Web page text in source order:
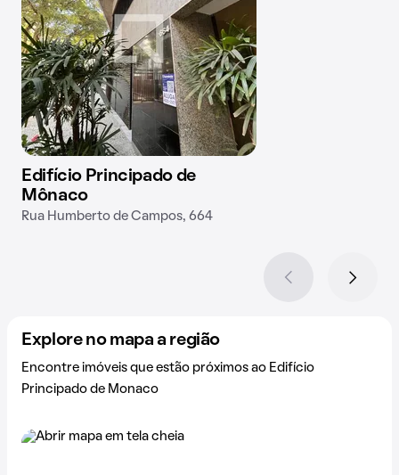
Edifício Principado de
Mônaco
Rua Humberto de Campos, 664
Explore no mapa a região
Encontre imóveis que estão próximos ao Edifício
Principado de Monaco